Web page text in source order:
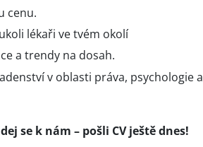
cenu.
lékaři ve tvém okolí
a trendy na dosah.
v oblasti práva, psychologie a
se k nám – pošli CV ještě dnes!